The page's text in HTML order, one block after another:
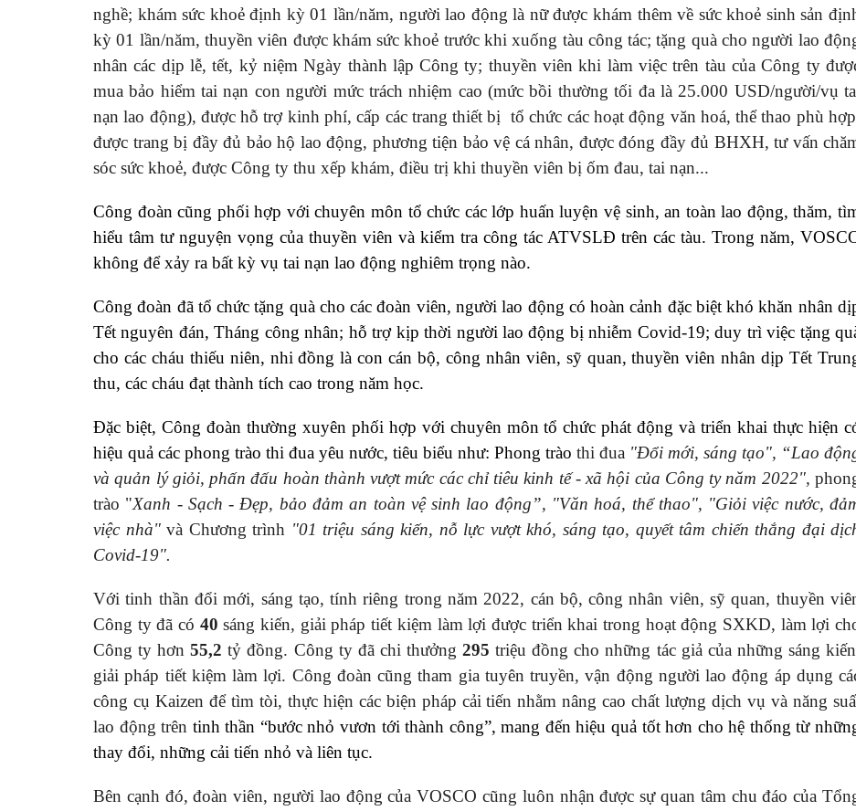
nghề; khám sức khoẻ định kỳ 01 lần/năm, người lao động là nữ được khám thêm về sức khoẻ sinh sản
kỳ 01 lần/năm, thuyền viên được khám sức khoẻ trước khi xuống tàu công tác; tặng quà cho người lao
nhân các dịp lễ, tết, kỷ niệm Ngày thành lập Công ty; thuyền viên khi làm việc trên tàu của Công ty
mua bảo hiểm tai nạn con người mức trách nhiệm cao (mức bồi thường tối đa là 25.000 USD/người/vụ
nạn lao động), được hỗ trợ kinh phí, cấp các trang thiết bị tổ chức các hoạt động văn hoá, thể thao phù
được trang bị đầy đủ bảo hộ lao động, phương tiện bảo vệ cá nhân, được đóng đầy đủ BHXH, tư vấn
sóc sức khoẻ, được Công ty thu xếp khám, điều trị khi thuyền viên bị ốm đau, tai nạn...
Công đoàn cũng phối hợp với chuyên môn tổ chức các lớp huấn luyện vệ sinh, an toàn lao động, thăm,
hiểu tâm tư nguyện vọng của thuyền viên và kiểm tra công tác ATVSLĐ trên các tàu. Trong năm,
không để xảy ra bất kỳ vụ tai nạn lao động nghiêm trọng nào.
Công đoàn đã tổ chức tặng quà cho các đoàn viên, người lao động có hoàn cảnh đặc biệt khó khăn nhân
Tết nguyên đán, Tháng công nhân; hỗ trợ kịp thời người lao động bị nhiễm Covid-19; duy trì việc tặng
cho các cháu thiếu niên, nhi đồng là con cán bộ, công nhân viên, sỹ quan, thuyền viên nhân dịp Tết
thu, các cháu đạt thành tích cao trong năm học.
Đặc biệt, Công đoàn thường xuyên phối hợp với chuyên môn tổ chức phát động và triển khai thực hiện
hiệu quả các phong trào thi đua yêu nước, tiêu biểu như: Phong trào thi đua "Đổi mới, sáng tạo", “Lao
và quản lý giỏi, phấn đấu hoàn thành vượt mức các chỉ tiêu kinh tế - xã hội của Công ty năm 2022",
trào "Xanh - Sạch - Đẹp, bảo đảm an toàn vệ sinh lao động”, "Văn hoá, thể thao", "Giỏi việc nước,
việc nhà" và Chương trình "01 triệu sáng kiến, nỗ lực vượt khó, sáng tạo, quyết tâm chiến thắng đại
Covid-19".
Với tinh thần đổi mới, sáng tạo, tính riêng trong năm 2022, cán bộ, công nhân viên, sỹ quan, thuyền
Công ty đã có 40 sáng kiến, giải pháp tiết kiệm làm lợi được triển khai trong hoạt động SXKD, làm lợi
Công ty hơn55,2 tỷ đồng. Công ty đã chi thưởng295 triệu đồng cho những tác giả của những sáng
giải pháp tiết kiệm làm lợi. Công đoàn cũng tham gia tuyên truyền, vận động người lao động áp dụng
công cụ Kaizen để tìm tòi, thực hiện các biện pháp cải tiến nhằm nâng cao chất lượng dịch vụ và năng
lao động trên tinh thần “bước nhỏ vươn tới thành công”, mang đến hiệu quả tốt hơn cho hệ thống từ
thay đổi, những cải tiến nhỏ và liên tục.
Bên cạnh đó, đoàn viên, người lao động của VOSCO cũng luôn nhận được sự quan tâm chu đáo của